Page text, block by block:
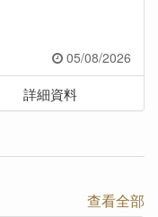
05/08/2026
詳細資料
查看全部